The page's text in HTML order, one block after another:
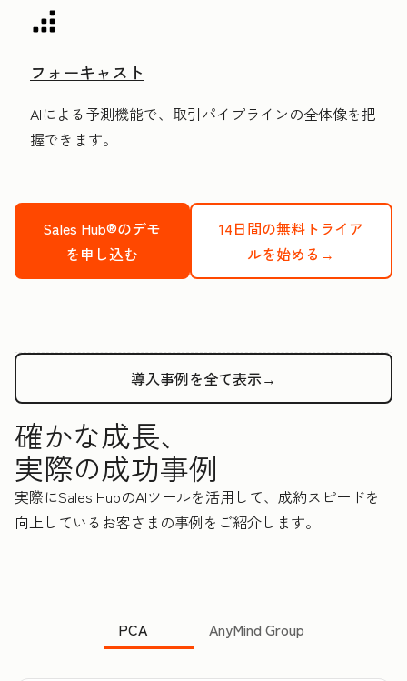
フォーキャスト
AIによる予測機能で、取引パイプラインの全体像を把
握できます。
Sales Hub®のデモ
を申し込む
14日間の無料トライア
ルを始める→
導入事例を全て表示→
確かな成長、
実際の成功事例
実際にSales HubのAIツールを活用して、成約スピードを
向上しているお客さまの事例をご紹介します。
PCA AnyMind Group